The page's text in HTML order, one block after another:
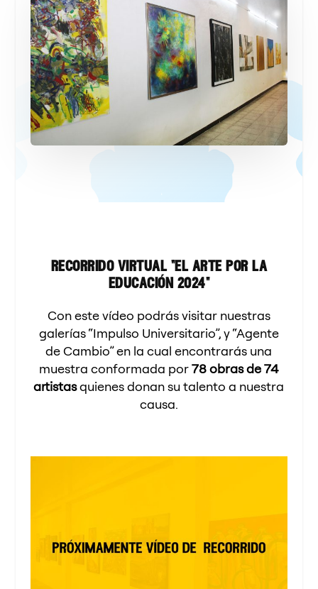
recorrido virtual "el arte por la
educación 2024"
Con este vídeo podrás visitar nuestras
galerías “Impulso Universitario”, y “Agente
de Cambio” en la cual encontrarás una
muestra conformada por78 obras de 74
artistasquienes donan su talento a nuestra
causa.